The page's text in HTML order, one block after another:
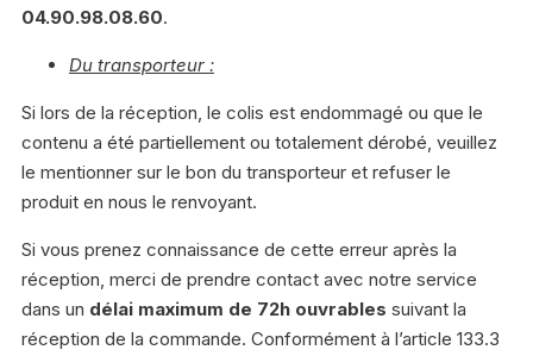
04.90.98.08.60.
Du transporteur :
Si lors de la réception, le colis est endommagé ou que le
contenu a été partiellement ou totalement dérobé, veuillez
le mentionner sur le bon du transporteur et refuser le
produit en nous le renvoyant.
Si vous prenez connaissance de cette erreur après la
réception, merci de prendre contact avec notre service
dans un délai maximum de 72h ouvrables suivant la
réception de la commande. Conformément à l’article 133.3